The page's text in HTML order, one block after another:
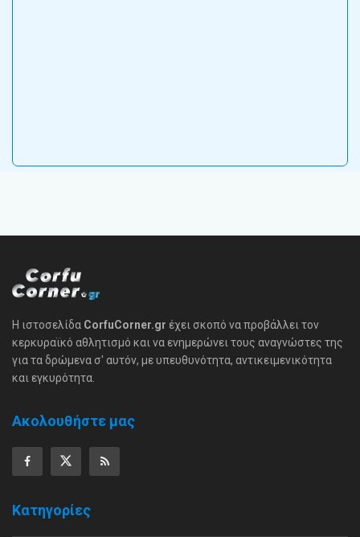
Η ιστοσελίδα CorfuCorner.gr έχει σκοπό να προβάλλει τον
κερκυραϊκό αθλητισμό και να ενημερώνει τους αναγνώστες της
για τα δρώμενα σ' αυτόν, με υπευθυνότητα, αντικειμενικότητα
και εγκυρότητα.
Ακολουθήστε μας
Κατηγορίες